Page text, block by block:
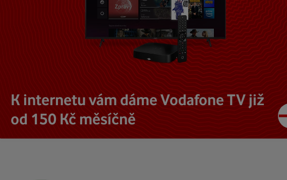
K internetu vám dáme Vodafone TV již
od 150 Kč měsíčně